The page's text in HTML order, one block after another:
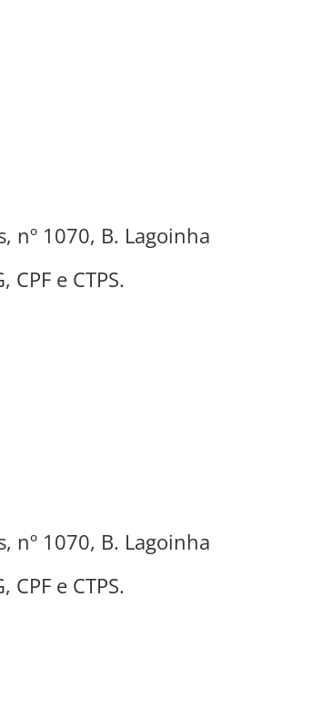
nº 1070, B. Lagoinha
e CTPS.
nº 1070, B. Lagoinha
e CTPS.